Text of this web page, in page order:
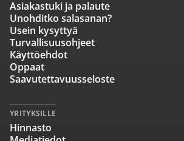
Asiakastuki ja palaute
Unohditko salasanan?
Usein kysyttyä
Turvallisuusohjeet
Käyttöehdot
Oppaat
Saavutettavuusseloste
YRITYKSILLE
Hinnasto